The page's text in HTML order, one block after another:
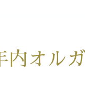
内オル